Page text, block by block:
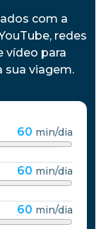
com a
redes
vídeo para
sua viagem.
60 min/dia
60 min/dia
60 min/dia